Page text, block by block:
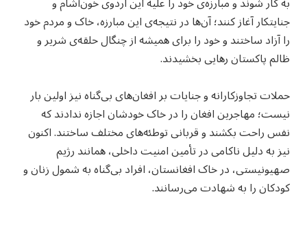
جنایتکار آغاز کنند؛ آن‌ها در نتیجه‌ی این مبارزه، خاک و مردم خود
را آزاد ساختند و خود را برای همیشه از چنگال حلقه‌ی شریر و
ظالم پاکستان رهایی بخشیدند.
حملات تجاوزکارانه و جنایات بر افغان‌های بی‌گناه نیز اولین بار
نیست؛ مهاجرین افغان را در خاک خودشان اجازه ندادند که
نفس راحت بکشند و قربانی توطئه‌های مختلف ساختند. اکنون
نیز به دلیل ناکامی در تأمین امنیت داخلی، همانند رژیم
صهیونیستی، در خاک افغانستان، افراد بی‌گناه به شمول زنان و
کودکان را به شهادت می‌رسانند.